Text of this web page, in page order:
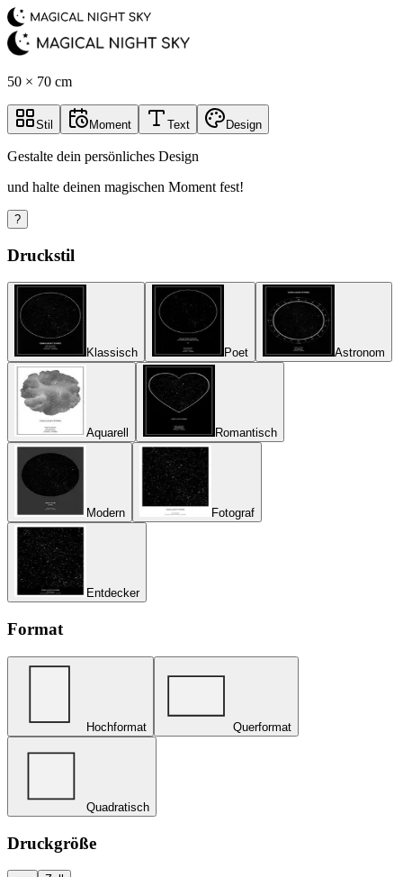
50 × 70 cm
Stil Moment Text Design
Gestalte dein persönliches Design
und halte deinen magischen Moment fest!
?
Druckstil
Klassisch Poet Astronom
Aquarell Romantisch
Modern Fotograf
Entdecker
Format
Hochformat Querformat
Quadratisch
Druckgröße